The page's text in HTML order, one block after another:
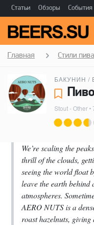
Статьи Обзоры События
Главная Стили пива
БАКУНИН /
Stout - Other•
We’re scaling the
thrill of the clouds,
seeing the world float
leave the earth behind
atmospheres.
AERO NUTS is a
roast hazelnuts,